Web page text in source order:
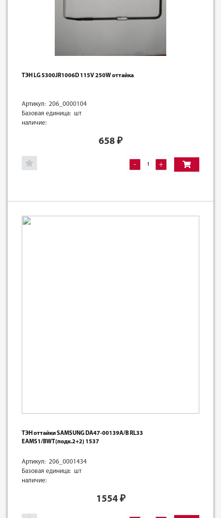
ТЭН LG 5300JR1006D 115V 250W оттайка
Артикул: 206_0000104
Базовая единица: шт
наличие:
658 ₽
- +
ТЭН оттайки SAMSUNG DA47-00139A/B RL33
EAMS1/BWT(подк.2+2) 1537
Артикул: 206_0001434
Базовая единица: шт
наличие:
1554₽